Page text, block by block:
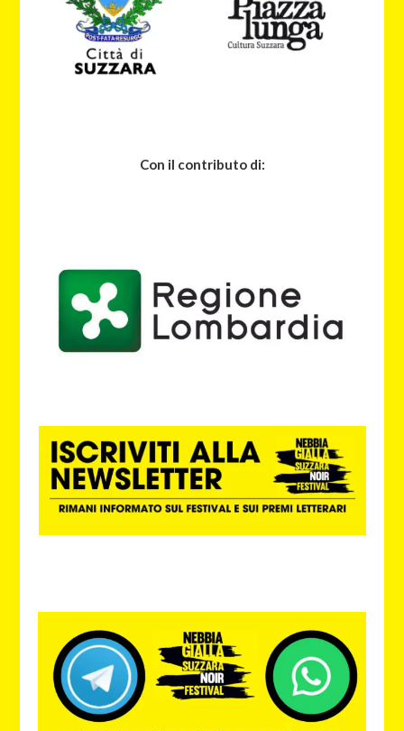
Con il contributo di: